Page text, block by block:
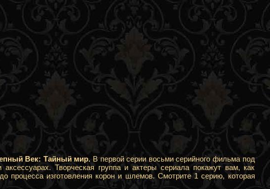
Век: Тайный мир. В первой серии восьми серийного фильма под
Творческая группа и актеры сериала покажут вам, как
процесса изготовления корон и шлемов. Смотрите 1 серию, которая